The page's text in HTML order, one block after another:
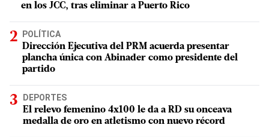
en los JCC, tras eliminar a Puerto Rico
POLÍTICA
Dirección Ejecutiva del PRM acuerda presentar
plancha única con Abinader como presidente del
partido
DEPORTES
El relevo femenino 4x100 le da a RD su onceava
medalla de oro en atletismo con nuevo récord